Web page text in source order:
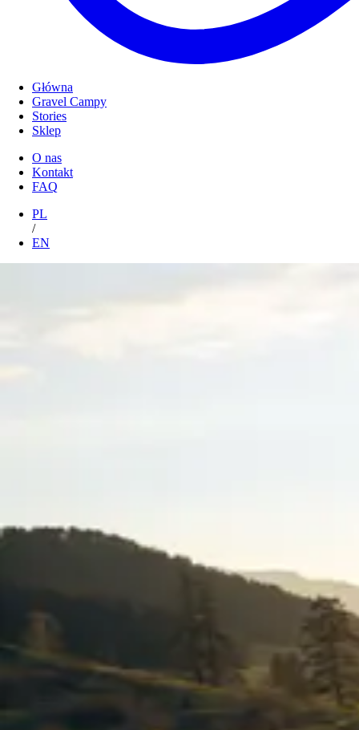
Główna
Gravel Campy
Stories
Sklep
O nas
Kontakt
FAQ
PL
/
EN